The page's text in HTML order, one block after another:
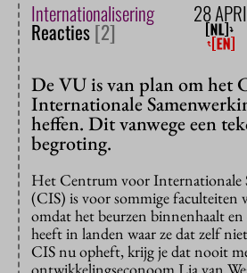
Internationalisering 28
Reacties[2]
De VU is van plan om het
Internationale
heffen. Dit vanwege een
begroting.
Het Centrum voor Internationale
(CIS) is voor sommige faculteiten
omdat het beurzen binnenhaalt
heeft in landen waar ze dat zelf
CIS nu opheft, krijg je dat nooit